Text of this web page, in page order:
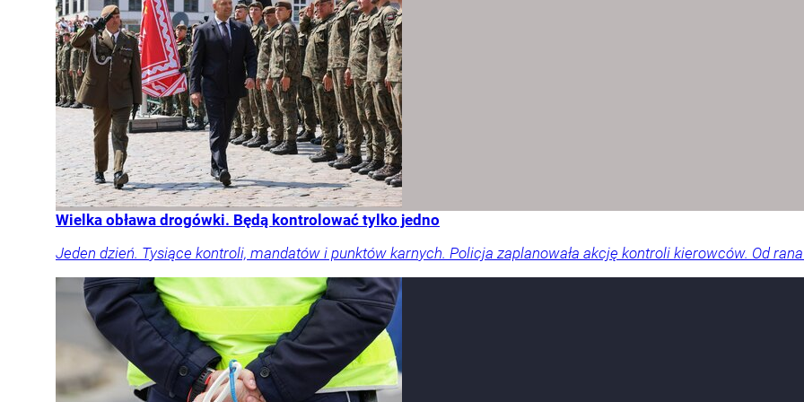
Wielka obława drogówki. Będą kontrolować tylko jedno
Jeden dzień. Tysiące kontroli, mandatów i punktów karnych. Policja zaplanowała akcję kontroli kierowców. Od